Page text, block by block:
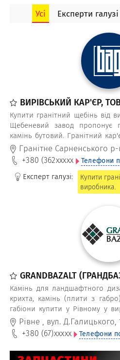
створення предметів
незамінною сировиною для
Базальтові кар'єри з
природним туристичним
який щороку приваблює тисячі
Усі Експерти галузі
ВИРІВСЬКИЙ КАР'ЄР,
Купити гранітний щебінь від
Щебеневий завод пропонує
камінь бутовий. Гранітний
гранітного щебеню найвищої
німецького обладнання та
Гранітне Сарненського
+380 (362xxxxx Телефони
Експерт галузі:
Купити
виробника.
GRANDBAZALT
Камінь для ландшафтного
крихта, камінь (плити з
габіони купити у Рівному у
Bazalt. Також виготовляємо
каменю, гранітні пам’ятники,
поребрик.
Рівне , вул. Д.Галицького,
+380 (67)xxxxx Телефони